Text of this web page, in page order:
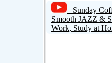
Sunday
Smooth JAZZ &
Work, Study at